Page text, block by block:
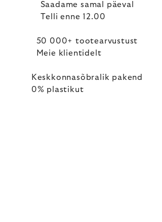
Saadame samal päeval
Telli enne 12.00
50 000+ tootearvustust
Meie klientidelt
Keskkonnasõbralik pakend
0% plastikut